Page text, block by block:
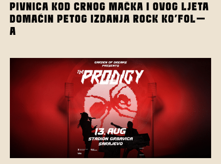
PIVNICA KOD CRNOG MAČKA I OVOG LJETA
DOMAĆIN PETOG IZDANJA ROCK KO’FOL-
A